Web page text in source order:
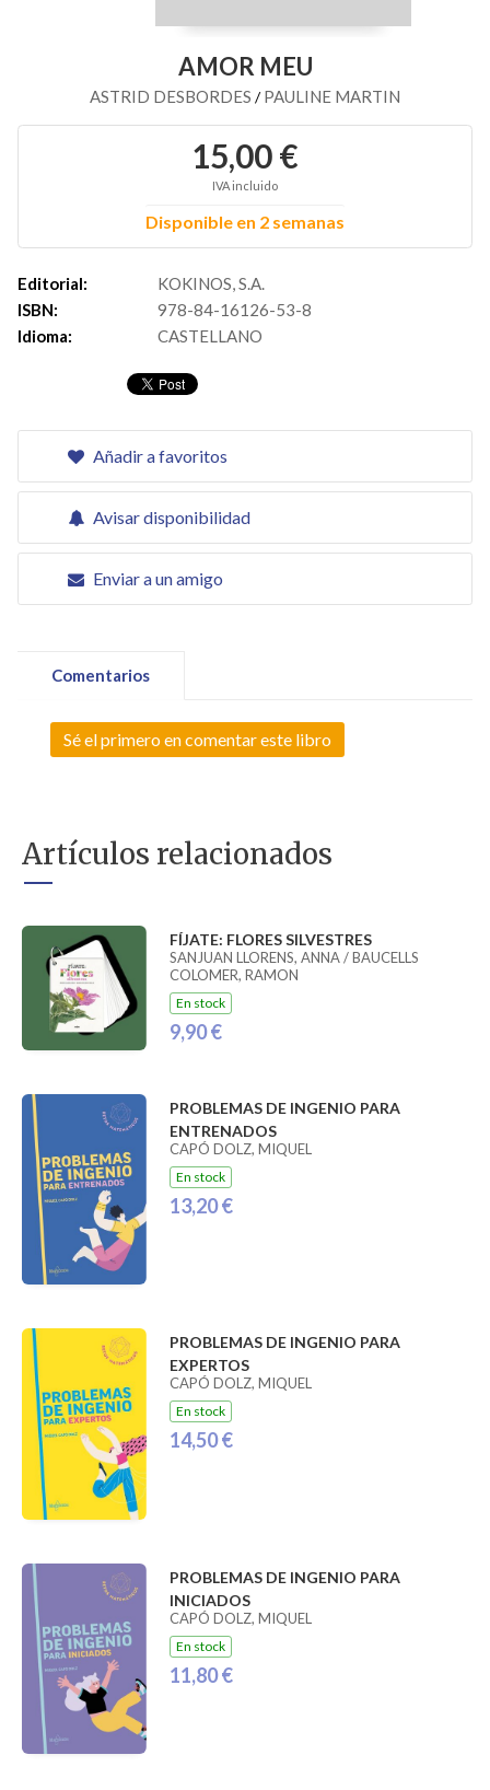
AMOR MEU
ASTRID DESBORDES /PAULINE MARTIN
15,00 €
IVA incluido
Disponible en 2 semanas
Editorial:
KOKINOS, S.A.
ISBN:
978-84-16126-53-8
Idioma:
CASTELLANO
Añadir a favoritos
Avisar disponibilidad
Enviar a un amigo
Comentarios
Sé el primero en comentar este libro
Artículos relacionados
FÍJATE: FLORES SILVESTRES
SANJUAN LLORENS, ANNA / BAUCELLS
COLOMER, RAMON
En stock
9,90 €
PROBLEMAS DE INGENIO PARA
ENTRENADOS
CAPÓ DOLZ, MIQUEL
En stock
13,20 €
PROBLEMAS DE INGENIO PARA
EXPERTOS
CAPÓ DOLZ, MIQUEL
En stock
14,50 €
PROBLEMAS DE INGENIO PARA
INICIADOS
CAPÓ DOLZ, MIQUEL
En stock
11,80 €